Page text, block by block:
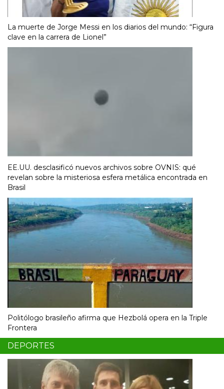
La muerte de Jorge Messi en los diarios del mundo: “Figura
clave en la carrera de Lionel”
EE.UU. desclasificó nuevos archivos sobre OVNIS: qué
revelan sobre la misteriosa esfera metálica encontrada en
Brasil
Politólogo brasileño afirma que Hezbolá opera en la Triple
Frontera
DEPORTES